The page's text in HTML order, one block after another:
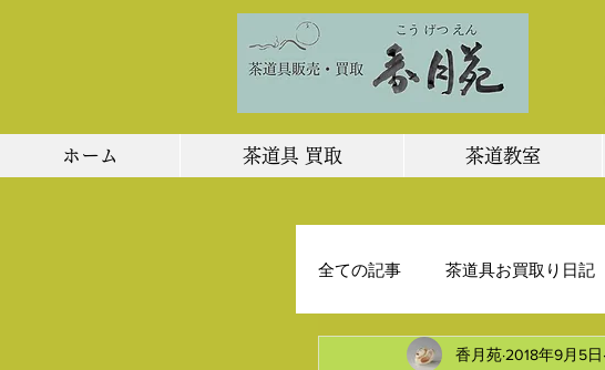
ホーム 茶道具 買取 茶道教室
全ての記事 茶道具お買取り日記
店主のひとりごと
香月苑 2018年9月5日